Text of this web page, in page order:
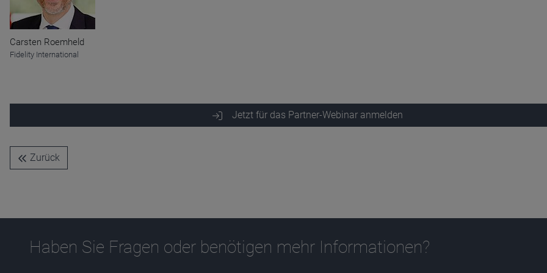
Carsten Roemheld
Fidelity International
Jetzt für das Partner-Webinar anmelden
Zurück
Haben Sie Fragen oder benötigen mehr Informationen?
Name
Anbieter